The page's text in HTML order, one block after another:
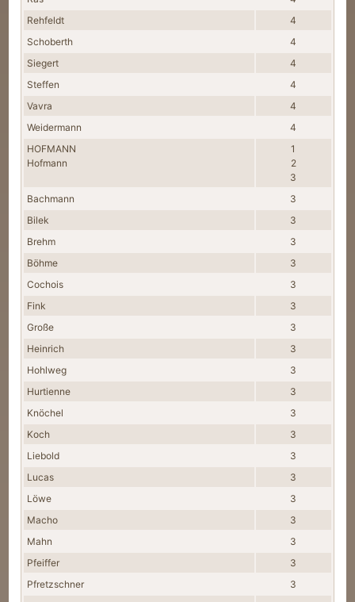
Rehfeldt
4
Schoberth
4
Siegert
4
Steffen
4
Vavra
4
Weidermann
4
HOFMANN
Hofmann
1
2
3
Bachmann
3
Bilek
3
Brehm
3
Böhme
3
Cochois
3
Fink
3
Große
3
Heinrich
3
Hohlweg
3
Hurtienne
3
Knöchel
3
Koch
3
Liebold
3
Lucas
3
Löwe
3
Macho
3
Mahn
3
Pfeiffer
3
Pfretzschner
3